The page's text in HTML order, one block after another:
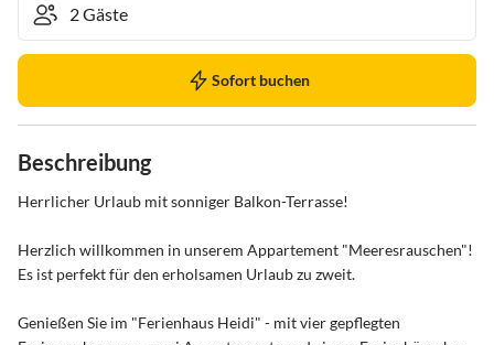
Sofort buchen
Beschreibung
Herrlicher Urlaub mit sonniger Balkon-Terrasse!
Herzlich willkommen in unserem Appartement "Meeresrauschen"!
Es ist perfekt für den erholsamen Urlaub zu zweit.
Genießen Sie im "Ferienhaus Heidi" - mit vier gepflegten